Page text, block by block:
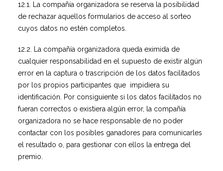
12.1. La compañía organizadora se reserva la posibilidad
de rechazar aquellos formularios de acceso al sorteo
cuyos datos no estén completos.
12.2. La compañía organizadora queda eximida de
cualquier responsabilidad en el supuesto de existir algún
error en la captura o trascripción de los datos facilitados
por los propios participantes que impidiera su
identificación. Por consiguiente si los datos facilitados no
fueran correctos o existiera algún error, la compañía
organizadora no se hace responsable de no poder
contactar con los posibles ganadores para comunicarles
el resultado o, para gestionar con ellos la entrega del
premio.